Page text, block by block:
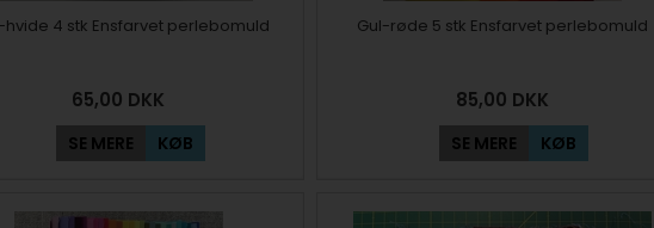
hvide 4 stk Ensfarvet perlebomuld
65,00 DKK
SE MERE KØB
Gul-røde 5 stk Ensfarvet perlebomuld
85,00 DKK
SE MERE KØB